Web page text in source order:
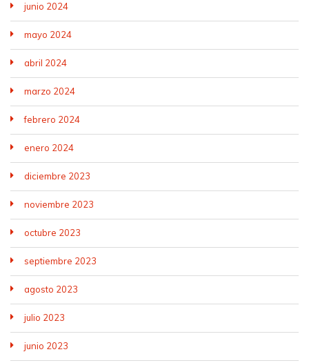
junio 2024
mayo 2024
abril 2024
marzo 2024
febrero 2024
enero 2024
diciembre 2023
noviembre 2023
octubre 2023
septiembre 2023
agosto 2023
julio 2023
junio 2023